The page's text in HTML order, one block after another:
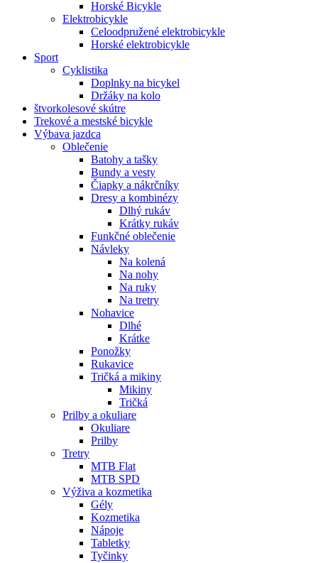
Horské Bicykle
Elektrobicykle
Celoodpružené elektrobicykle
Horské elektrobicykle
Sport
Cyklistika
Doplnky na bicykel
Držáky na kolo
štvorkolesové skútre
Trekové a mestské bicykle
Výbava jazdca
Oblečenie
Batohy a tašky
Bundy a vesty
Čiapky a nákrčníky
Dresy a kombinézy
Dlhý rukáv
Krátky rukáv
Funkčné oblečenie
Návleky
Na kolená
Na nohy
Na ruky
Na tretry
Nohavice
Dlhé
Krátke
Ponožky
Rukavice
Tričká a mikiny
Mikiny
Tričká
Prilby a okuliare
Okuliare
Prilby
Tretry
MTB Flat
MTB SPD
Výživa a kozmetika
Gély
Kozmetika
Nápoje
Tabletky
Tyčinky